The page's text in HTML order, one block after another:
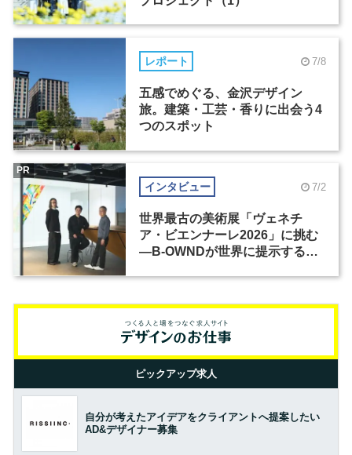
レポート 7/8
五感でめぐる、金沢デザイン
旅。建築・工芸・香りに出会う4
つのスポット
インタビュー 7/2
世界最古の美術展「ヴェネチ
ア・ビエンナーレ2026」に挑む
―B-OWNDが世界に提示する美
PR
ピックアップ求人
自分が考えたアイデアをクライアントへ提案したい
AD&デザイナー募集